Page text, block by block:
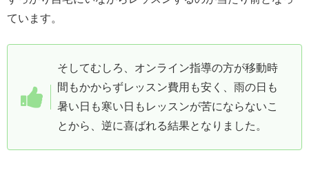
ています。
そしてむしろ、オンライン指導の方が移動時
間もかからずレッスン費用も安く、雨の日も
暑い日も寒い日もレッスンが苦にならないこ
とから、逆に喜ばれる結果となりました。